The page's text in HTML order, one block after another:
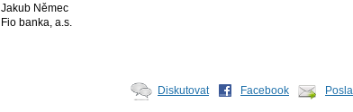
Jakub Němec
Fio banka, a.s.
Diskutovat Facebook